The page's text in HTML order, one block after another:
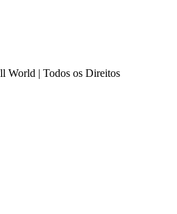
World | Todos os Direitos